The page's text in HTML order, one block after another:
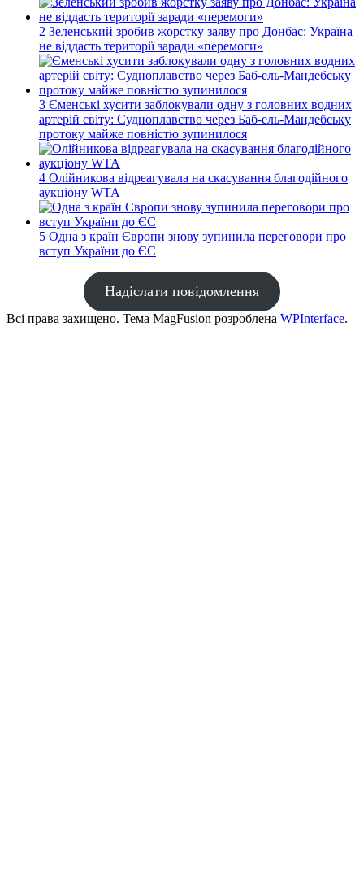
2 Зеленський зробив жорстку заяву про Донбас: Україна
не віддасть території заради «перемоги»
3 Єменські хусити заблокували одну з головних водних
артерій світу: Судноплавство через Баб-ель-Мандебську
протоку майже повністю зупинилося
4 Олійникова відреагувала на скасування благодійного
аукціону WTA
5 Одна з країн Європи знову зупинила переговори про
вступ України до ЄС
Надіслати повідомлення
Всі права захищено. Тема MagFusion розроблена WPInterface.